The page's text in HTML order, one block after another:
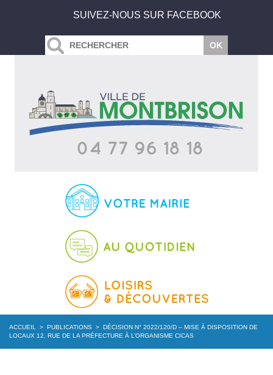
SUIVEZ-NOUS SUR FACEBOOK
ACCUEIL > PUBLICATIONS > DÉCISION N° 2022/120/D – MISE À DISPOSITION DE
LOCAUX 12, RUE DE LA PRÉFECTURE À L’ORGANISME CICAS